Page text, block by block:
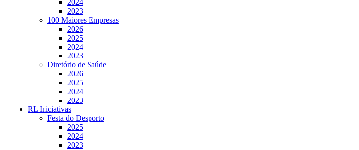
2024
2023
100 Maiores Empresas
2026
2025
2024
2023
Diretório de Saúde
2026
2025
2024
2023
RL Iniciativas
Festa do Desporto
2025
2024
2023